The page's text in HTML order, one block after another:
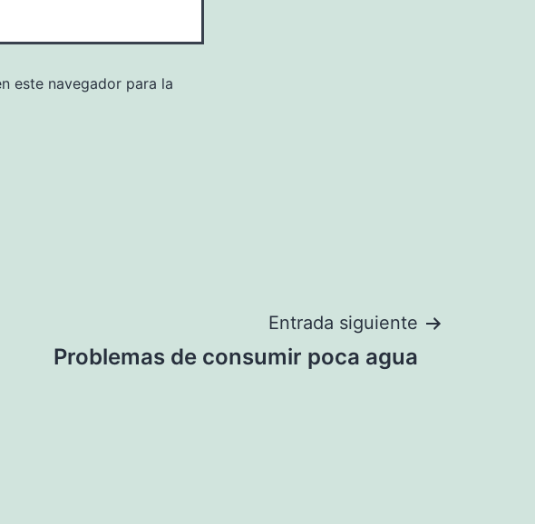
este navegador para la
Entrada siguiente
Problemas de consumir poca agua